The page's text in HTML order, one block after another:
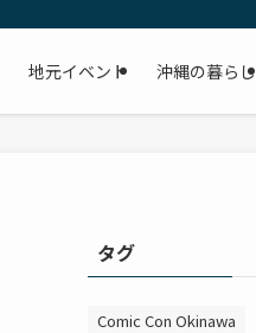
地元イベント 沖縄の暮らし
タグ
Comic Con Okinawa